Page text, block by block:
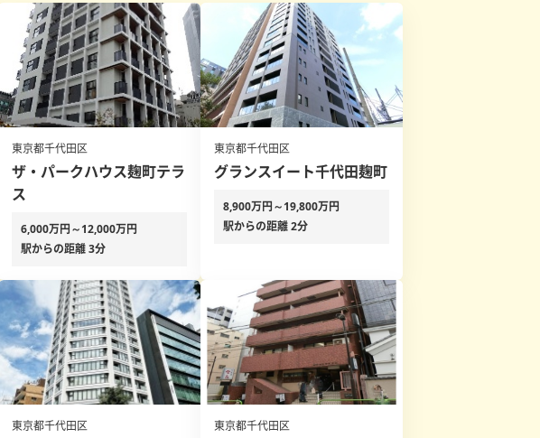
東京都千代田区
ザ・パークハウス麹町テラ
ス
6,000万円～12,000万円
駅からの距離 3分
東京都千代田区
グランスイート千代田麹町
8,900万円～19,800万円
駅からの距離 2分
東京都千代田区 東京都千代田区